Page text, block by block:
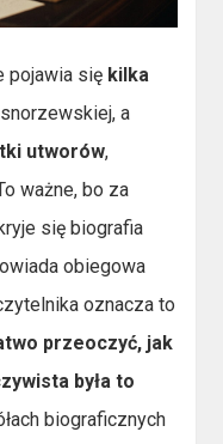
pojawia się kilka
a
utworów,
ważne, bo za
się biografia
obiegowa
oznacza to
przeoczyć, jak
była to
biograficznych